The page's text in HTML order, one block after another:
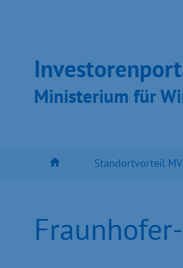
Ministeri­um für
Standortvorteil MV